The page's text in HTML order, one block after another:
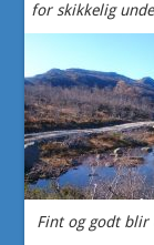
for skikkelig
Fint og godt blir